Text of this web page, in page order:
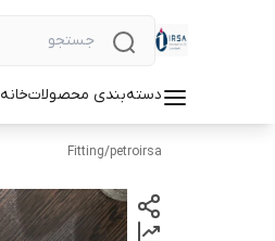
دسته‌بندی محصولاتخانه
petroirsa
/
Fitting